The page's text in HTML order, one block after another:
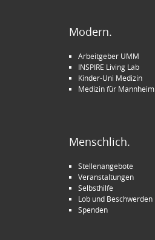
Modern.
Arbeitgeber UMM
INSPIRE Living Lab
Kinder-Uni Medizin
Medizin für Mannheim
Menschlich.
Stellenangebote
Veranstaltungen
Selbsthilfe
Lob und Beschwerden
Spenden